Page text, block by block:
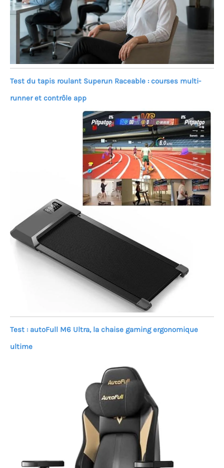
Test du tapis roulant Superun Raceable : courses multi-
runner et contrôle app
Test : autoFull M6 Ultra, la chaise gaming ergonomique
ultime